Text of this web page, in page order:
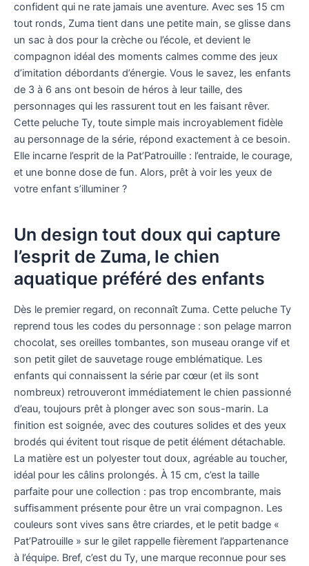
confident qui ne rate jamais une aventure. Avec ses 15 cm
tout ronds, Zuma tient dans une petite main, se glisse dans
un sac à dos pour la crèche ou l’école, et devient le
compagnon idéal des moments calmes comme des jeux
d’imitation débordants d’énergie. Vous le savez, les enfants
de 3 à 6 ans ont besoin de héros à leur taille, des
personnages qui les rassurent tout en les faisant rêver.
Cette peluche Ty, toute simple mais incroyablement fidèle
au personnage de la série, répond exactement à ce besoin.
Elle incarne l’esprit de la Pat’Patrouille : l’entraide, le courage,
et une bonne dose de fun. Alors, prêt à voir les yeux de
votre enfant s’illuminer ?
Un design tout doux qui capture
l’esprit de Zuma, le chien
aquatique préféré des enfants
Dès le premier regard, on reconnaît Zuma. Cette peluche Ty
reprend tous les codes du personnage : son pelage marron
chocolat, ses oreilles tombantes, son museau orange vif et
son petit gilet de sauvetage rouge emblématique. Les
enfants qui connaissent la série par cœur (et ils sont
nombreux) retrouveront immédiatement le chien passionné
d’eau, toujours prêt à plonger avec son sous-marin. La
finition est soignée, avec des coutures solides et des yeux
brodés qui évitent tout risque de petit élément détachable.
La matière est un polyester tout doux, agréable au toucher,
idéal pour les câlins prolongés. À 15 cm, c’est la taille
parfaite pour une collection : pas trop encombrante, mais
suffisamment présente pour être un vrai compagnon. Les
couleurs sont vives sans être criardes, et le petit badge «
Pat’Patrouille » sur le gilet rappelle fièrement l’appartenance
à l’équipe. Bref, c’est du Ty, une marque reconnue pour ses